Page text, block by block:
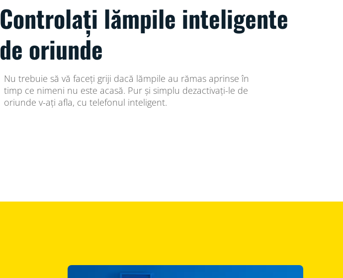
Controlați lămpile inteligente
de oriunde
Nu trebuie să vă faceți griji dacă lămpile au rămas aprinse în
timp ce nimeni nu este acasă. Pur și simplu dezactivați-le de
oriunde v-ați afla, cu telefonul inteligent.